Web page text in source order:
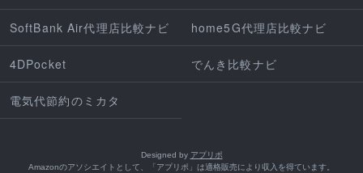
SoftBank Air代理店比較ナビ home5G代理店比較ナビ
4DPocket でんき比較ナビ
電気代節約のミカタ
Designed by アプリポ
Amazonのアソシエイトとして、「アプリポ」は適格販売により収入を得ています。